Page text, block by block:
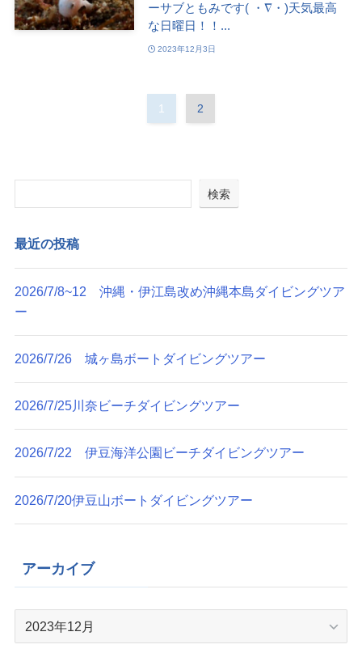
ーサブともみです( ・∇・)天気最高
な日曜日！！...
2023年12月3日
1 2
検索
最近の投稿
2026/7/8~12 沖縄・伊江島改め沖縄本島ダイビングツア
ー
2026/7/26 城ヶ島ボートダイビングツアー
2026/7/25川奈ビーチダイビングツアー
2026/7/22 伊豆海洋公園ビーチダイビングツアー
2026/7/20伊豆山ボートダイビングツアー
アーカイブ